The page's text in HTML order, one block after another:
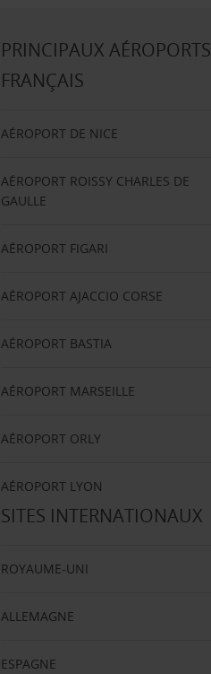
PRINCIPAUX AÉROPORTS
FRANÇAIS
AÉROPORT DE NICE
AÉROPORT ROISSY CHARLES DE
GAULLE
AÉROPORT FIGARI
AÉROPORT AJACCIO CORSE
AÉROPORT BASTIA
AÉROPORT MARSEILLE
AÉROPORT ORLY
AÉROPORT LYON
SITES INTERNATIONAUX
ROYAUME-UNI
ALLEMAGNE
ESPAGNE